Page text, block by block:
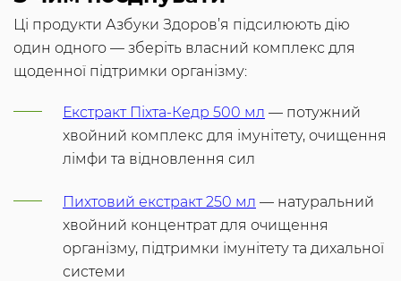
Ці продукти Азбуки Здоров’я підсилюють дію
один одного — зберіть власний комплекс для
щоденної підтримки організму:
Екстракт Піхта-Кедр 500 мл — потужний
хвойний комплекс для імунітету, очищення
лімфи та відновлення сил
Пихтовий екстракт 250 мл — натуральний
хвойний концентрат для очищення
організму, підтримки імунітету та дихальної
системи